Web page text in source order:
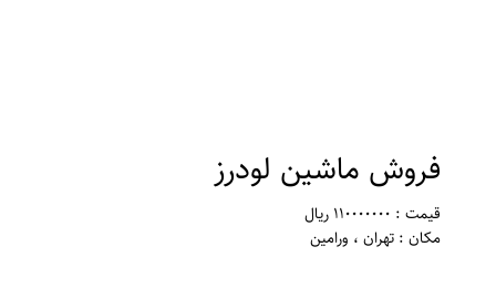
فروش ماشین لودرز
قیمت : 110000000 ریال
مکان : تهران ، ورامین